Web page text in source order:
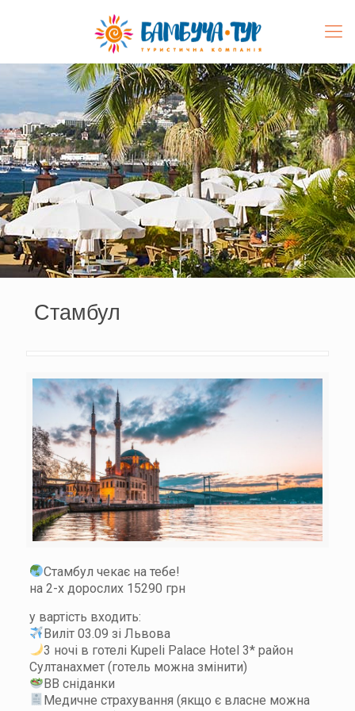
Стамбул
Стамбул чекає на тебе!
на 2-х дорослих 15290 грн
у вартість входить:
Виліт 03.09 зі Львова
3 ночі в готелі Kupeli Palace Hotel 3* район
Султанахмет (готель можна змінити)
ВВ сніданки
Медичне страхування (якщо є власне можна